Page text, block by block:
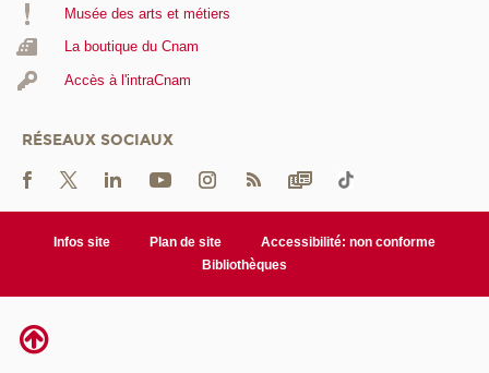
Musée des arts et métiers
La boutique du Cnam
Accès à l'intraCnam
RÉSEAUX SOCIAUX
Infos site Plan de site
Accessibilité: non conforme
Bibliothèques